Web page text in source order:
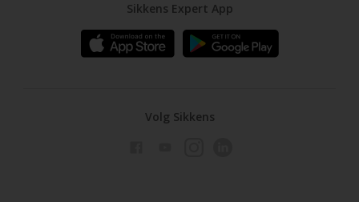
Sikkens Expert App
Volg Sikkens